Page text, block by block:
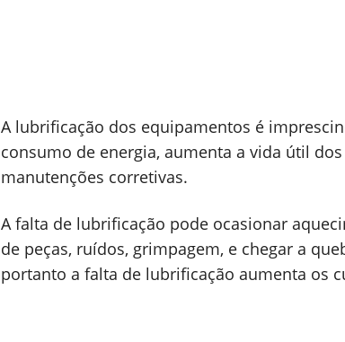
A lubrificação dos equipamentos é
consumo de energia, aumenta a vida útil
manutenções corretivas.
A falta de lubrificação pode ocasionar
de peças, ruídos, grimpagem, e chegar a
portanto a falta de lubrificação aumenta os